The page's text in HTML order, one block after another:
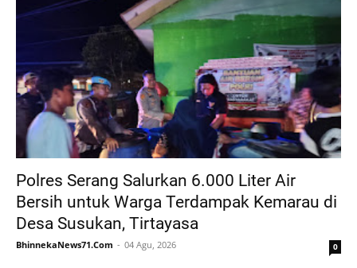
Polres Serang Salurkan 6.000 Liter Air
Bersih untuk Warga Terdampak Kemarau di
Desa Susukan, Tirtayasa
BhinnekaNews71.Com 04 Agu, 2026 0